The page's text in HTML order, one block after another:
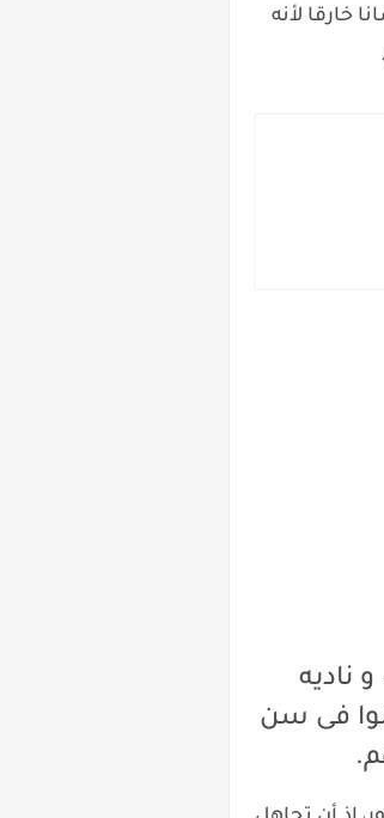
خارقا لأنه
ناديه
فى سن